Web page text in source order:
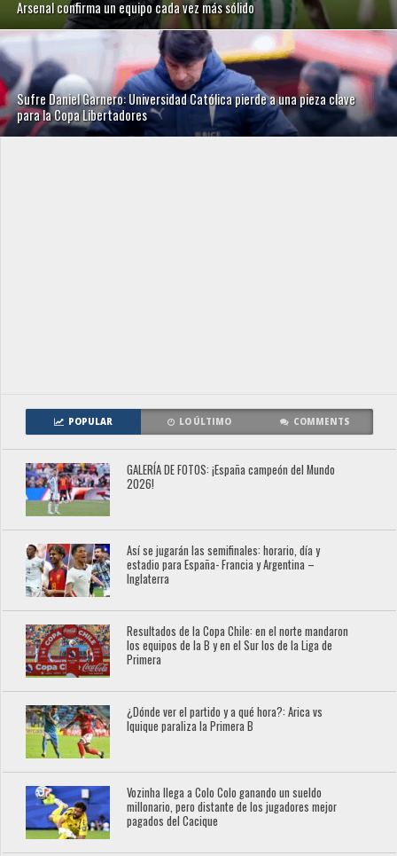
Arsenal confirma un equipo cada vez más sólido
Sufre Daniel Garnero: Universidad Católica pierde a una pieza clave
para la Copa Libertadores
POPULAR LO ÚLTIMO COMMENTS
GALERÍA DE FOTOS: ¡España campeón del Mundo
2026!
Así se jugarán las semifinales: horario, día y
estadio para España- Francia y Argentina –
Inglaterra
Resultados de la Copa Chile: en el norte mandaron
los equipos de la B y en el Sur los de la Liga de
Primera
¿Dónde ver el partido y a qué hora?: Arica vs
Iquique paraliza la Primera B
Vozinha llega a Colo Colo ganando un sueldo
millonario, pero distante de los jugadores mejor
pagados del Cacique